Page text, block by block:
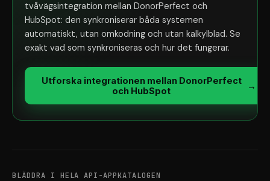
tvåvägsintegration mellan DonorPerfect och
HubSpot: den synkroniserar båda systemen
automatiskt, utan omkodning och utan kalkylblad. Se
exakt vad som synkroniseras och hur det fungerar.
Utforska integrationen mellan DonorPerfect
och HubSpot
→
BLÄDDRA I HELA API-APPKATALOGEN